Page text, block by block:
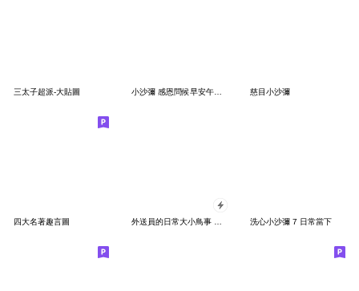
三太子超派-大貼圖 小沙彌 感恩問候早安午晚超實用可愛祝福貼1 慈目小沙彌
四大名著趣言圖 洗心小沙彌 7 日常當下